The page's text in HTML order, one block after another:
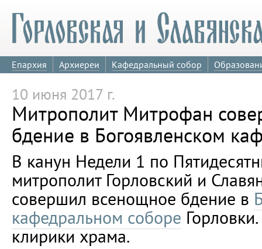
Епархия Архиереи Кафедральный собор
10 июня 2017 г.
Митрополит Митрофан
бдение в Богоявленском
В канун Недели 1 по
митрополит Горловский и
совершил всенощное бдение в
кафедральном соборе
клирики храма.